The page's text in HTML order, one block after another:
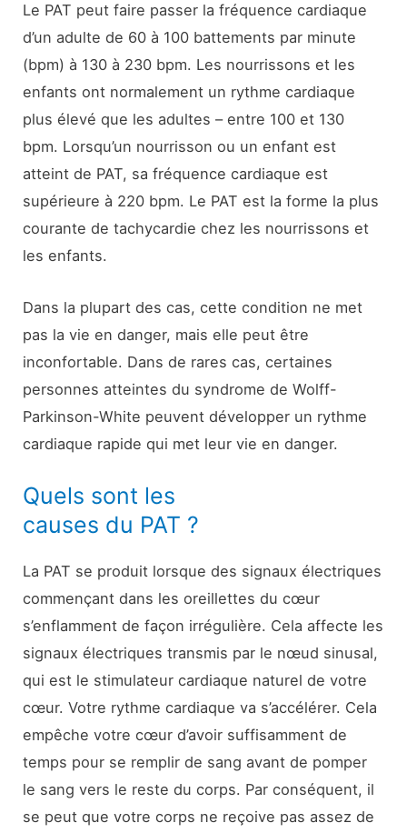
Le PAT peut faire passer la fréquence cardiaque
d’un adulte de 60 à 100 battements par minute
(bpm) à 130 à 230 bpm. Les nourrissons et les
enfants ont normalement un rythme cardiaque
plus élevé que les adultes – entre 100 et 130
bpm. Lorsqu’un nourrisson ou un enfant est
atteint de PAT, sa fréquence cardiaque est
supérieure à 220 bpm. Le PAT est la forme la plus
courante de tachycardie chez les nourrissons et
les enfants.
Dans la plupart des cas, cette condition ne met
pas la vie en danger, mais elle peut être
inconfortable. Dans de rares cas, certaines
personnes atteintes du syndrome de Wolff-
Parkinson-White peuvent développer un rythme
cardiaque rapide qui met leur vie en danger.
Quels sont les
causes du PAT ?
La PAT se produit lorsque des signaux électriques
commençant dans les oreillettes du cœur
s’enflamment de façon irrégulière. Cela affecte les
signaux électriques transmis par le nœud sinusal,
qui est le stimulateur cardiaque naturel de votre
cœur. Votre rythme cardiaque va s’accélérer. Cela
empêche votre cœur d’avoir suffisamment de
temps pour se remplir de sang avant de pomper
le sang vers le reste du corps. Par conséquent, il
se peut que votre corps ne reçoive pas assez de